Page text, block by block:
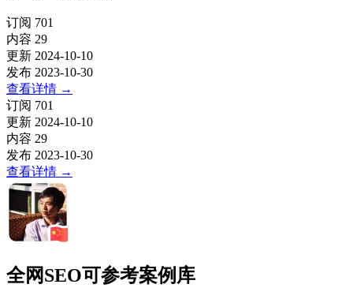
订阅 701
内容 29
更新 2024-10-10
发布 2023-10-30
查看详情 →
订阅 701
更新 2024-10-10
内容 29
发布 2023-10-30
查看详情 →
全网SEO可参考案例库